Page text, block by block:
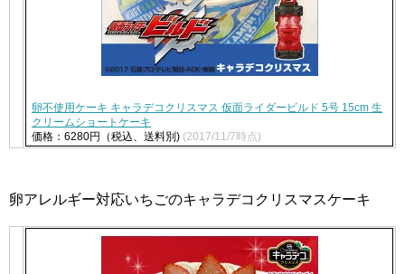
卵不使用ケーキ キャラデコクリスマス 仮面ライダービルド 5号 15cm 生
クリームショートケーキ
価格：6280円（税込、送料別) (2017/11/7時点)
卵アレルギー対応いちごのキャラデコクリスマスケーキ